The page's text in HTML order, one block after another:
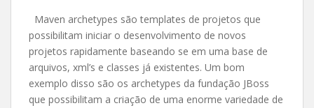
Maven archetypes são templates de projetos que
possibilitam iniciar o desenvolvimento de novos
projetos rapidamente baseando se em uma base de
arquivos, xml’s e classes já existentes. Um bom
exemplo disso são os archetypes da fundação JBoss
que possibilitam a criação de uma enorme variedade de